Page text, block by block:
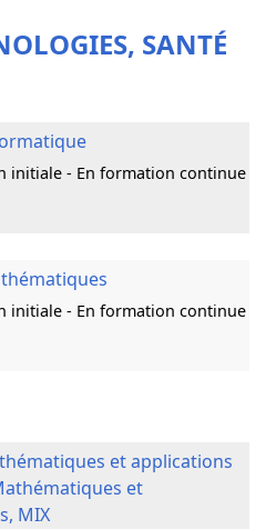
SANTÉ
initiale - En formation continue
initiale - En formation continue
et applications
et
MIX